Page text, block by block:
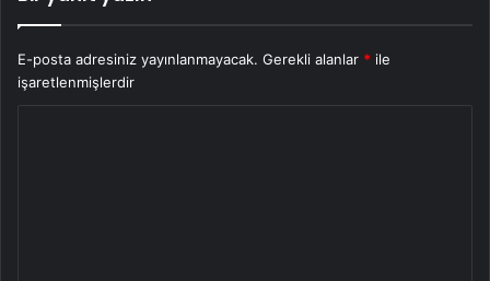
E-posta adresiniz yayınlanmayacak. Gerekli alanlar * ile
işaretlenmişlerdir